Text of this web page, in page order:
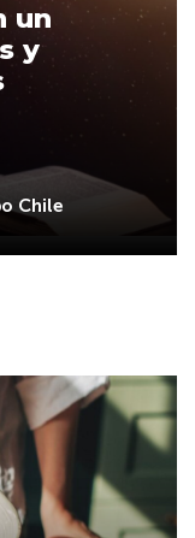
un
y
Chile